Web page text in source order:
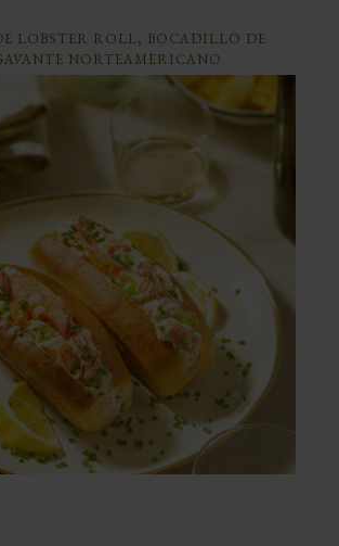
LOBSTER ROLL, BOCADILLO DE
NORTEAMERICANO